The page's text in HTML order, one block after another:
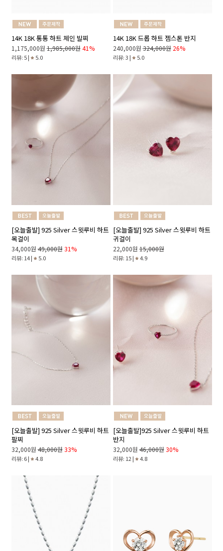
14K 18K 통통 하트 체인 발찌
1,175,000원 1,985,000원 41%
리뷰: 5 | 5.0
14K 18K 드롭 하트 젬스톤 반지
240,000원 324,000원 26%
리뷰: 3 | 5.0
[오늘출발] 925 Silver 스윗루비 하트
목걸이
34,000원 49,000원 31%
리뷰: 14 | 5.0
[오늘출발] 925 Silver 스윗루비 하트
귀걸이
22,000원 15,000원
리뷰: 15 | 4.9
[오늘출발] 925 Silver 스윗루비 하트
팔찌
32,000원 48,000원 33%
리뷰: 6 | 4.8
[오늘출발]925 Silver 스윗루비 하트
반지
32,000원 46,000원 30%
리뷰: 12 | 4.8